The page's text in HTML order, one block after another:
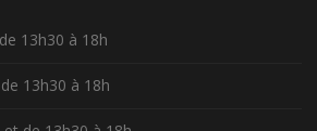
13h30 à 18h
13h30 à 18h